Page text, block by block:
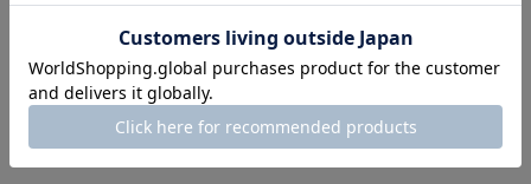
IL SANDALO OF CAPRI
IL SANDALO OF CAPRI ＜イル サ
きトングサンダル
¥42,900
40% OFF
IL SANDALO OF CAPRI
IL SANDALO OF CAPRI ＜イル サ
きトングサンダル
¥42,900
¥25,740 40% OFF